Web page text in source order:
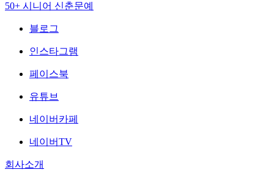
50+ 시니어 신춘문예
블로그
인스타그램
페이스북
유튜브
네이버카페
네이버TV
회사소개